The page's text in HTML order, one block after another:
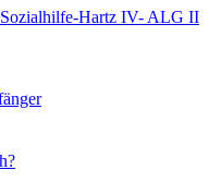
Hartz IV- ALG II